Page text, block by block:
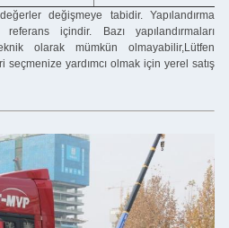
değişmeye tabidir. Yapılandırma
içindir. Bazı yapılandırmaları
olarak mümkün olmayabilir,Lütfen
seçmenize yardımcı olmak için yerel satış